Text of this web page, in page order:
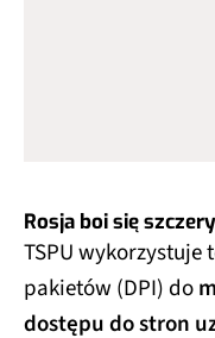
Rosja boi się
TSPU wykorzystuje
pakietów (DPI) do
dostępu do stron